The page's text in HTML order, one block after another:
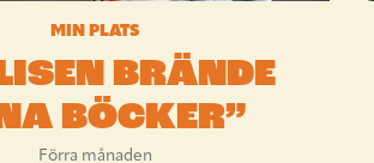
MIN PLATS
BRÄNDE
BÖCKER”
Förra månaden